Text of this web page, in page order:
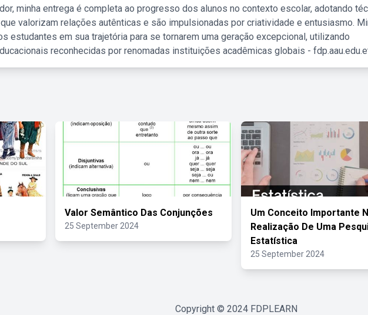
minha entrega é completa ao progresso dos alunos no contexto escolar, adotando
valorizam relações autênticas e são impulsionadas por criatividade e entusiasmo.
estudantes em sua trajetória para se tornarem uma geração excepcional, utilizando
reconhecidas por renomadas instituições acadêmicas globais -
Valor Semântico Das Conjunções
25 September 2024
Um Conceito Importante
Realização De Uma
Estatística
25 September 2024
Copyright © 2024 FDPLEARN